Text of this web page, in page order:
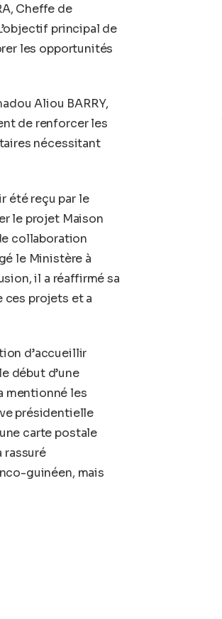
Cheffe de
principal de
les opportunités
Aliou BARRY,
de renforcer les
nécessitant
été reçu par le
le projet Maison
collaboration
le Ministère à
il a réaffirmé sa
ces projets et a
d’accueillir
début d’une
mentionné les
présidentielle
carte postale
rassuré
guinéen, mais